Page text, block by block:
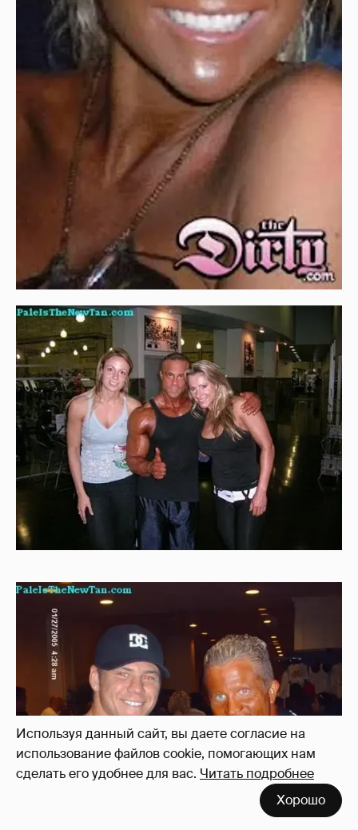
Используя данный сайт, вы даете согласие на
использование файлов cookie, помогающих нам
сделать его удобнее для вас. Читать подробнее
Хорошо